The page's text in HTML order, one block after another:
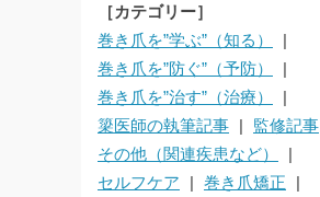
［カテゴリー］
巻き爪を”学ぶ”（知る）
巻き爪を”防ぐ”（予防）
巻き爪を”治す”（治療）
簗医師の執筆記事
監修記事
その他（関連疾患など）
セルフケア
巻き爪矯正